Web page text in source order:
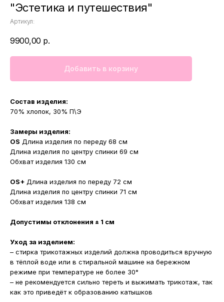
"Эстетика и путешествия"
Артикул:
9900,00 р.
Добавить в корзину
Состав изделия:
70% хлопок, 30% П\Э
Замеры изделия:
OS Длина изделия по переду 68 см
Длина изделия по центру спинки 69 см
Обхват изделия 130 см
OS+ Длина изделия по переду 72 см
Длина изделия по центру спинки 71 см
Обхват изделия 138 см
Допустимы отклонения ± 1 см
Уход за изделием:
– стирка трикотажных изделий должна проводиться вручную
в тёплой воде или в стиральной машине на бережном
режиме при температуре не более 30°
– не рекомендуется сильно тереть и выжимать трикотаж, так
как это приведёт к образованию катышков